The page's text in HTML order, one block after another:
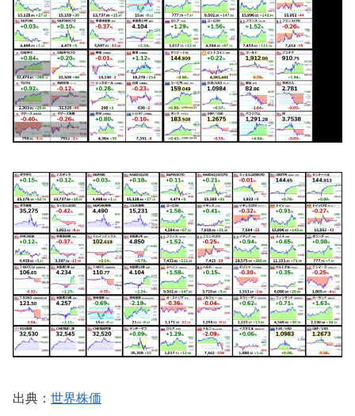
出典： 世界株価